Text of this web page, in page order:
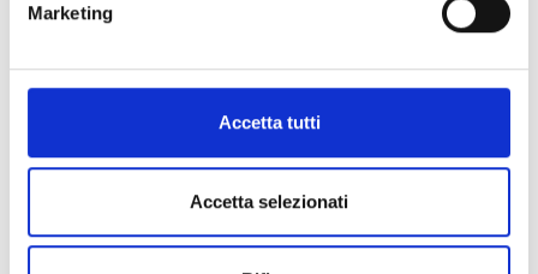
Marketing
Accetta tutti
Accetta selezionati
Cerca
Non sei collegato. (Login)
Campus Universitario "Salvatore Venuta"
Viale Europa - Localitá Germaneto (88100) CATANZARO - Tel.